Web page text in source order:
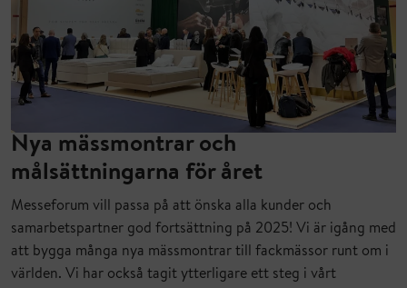
Nya mässmontrar och
målsättningarna för året
Messeforum vill passa på att önska alla kunder och
samarbetspartner god fortsättning på 2025! Vi är igång med
att bygga många nya mässmontrar till fackmässor runt om i
världen. Vi har också tagit ytterligare ett steg i vårt